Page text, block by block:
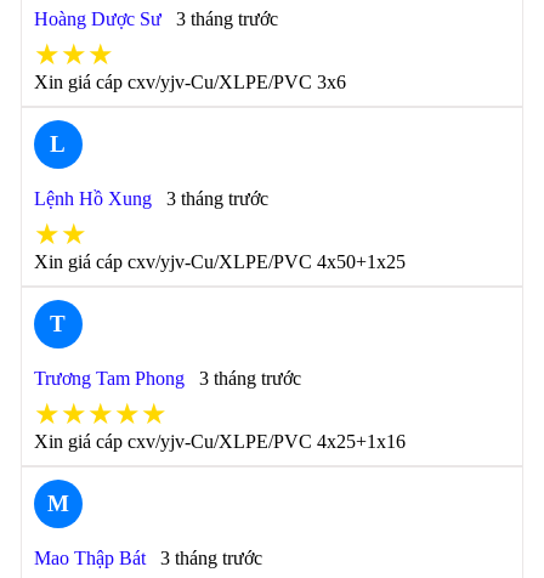
Hoàng Dược Sư 3 tháng trước
★★★
Xin giá cáp cxv/yjv-Cu/XLPE/PVC 3x6
L
Lệnh Hồ Xung 3 tháng trước
★★
Xin giá cáp cxv/yjv-Cu/XLPE/PVC 4x50+1x25
T
Trương Tam Phong 3 tháng trước
★★★★★
Xin giá cáp cxv/yjv-Cu/XLPE/PVC 4x25+1x16
M
Mao Thập Bát 3 tháng trước